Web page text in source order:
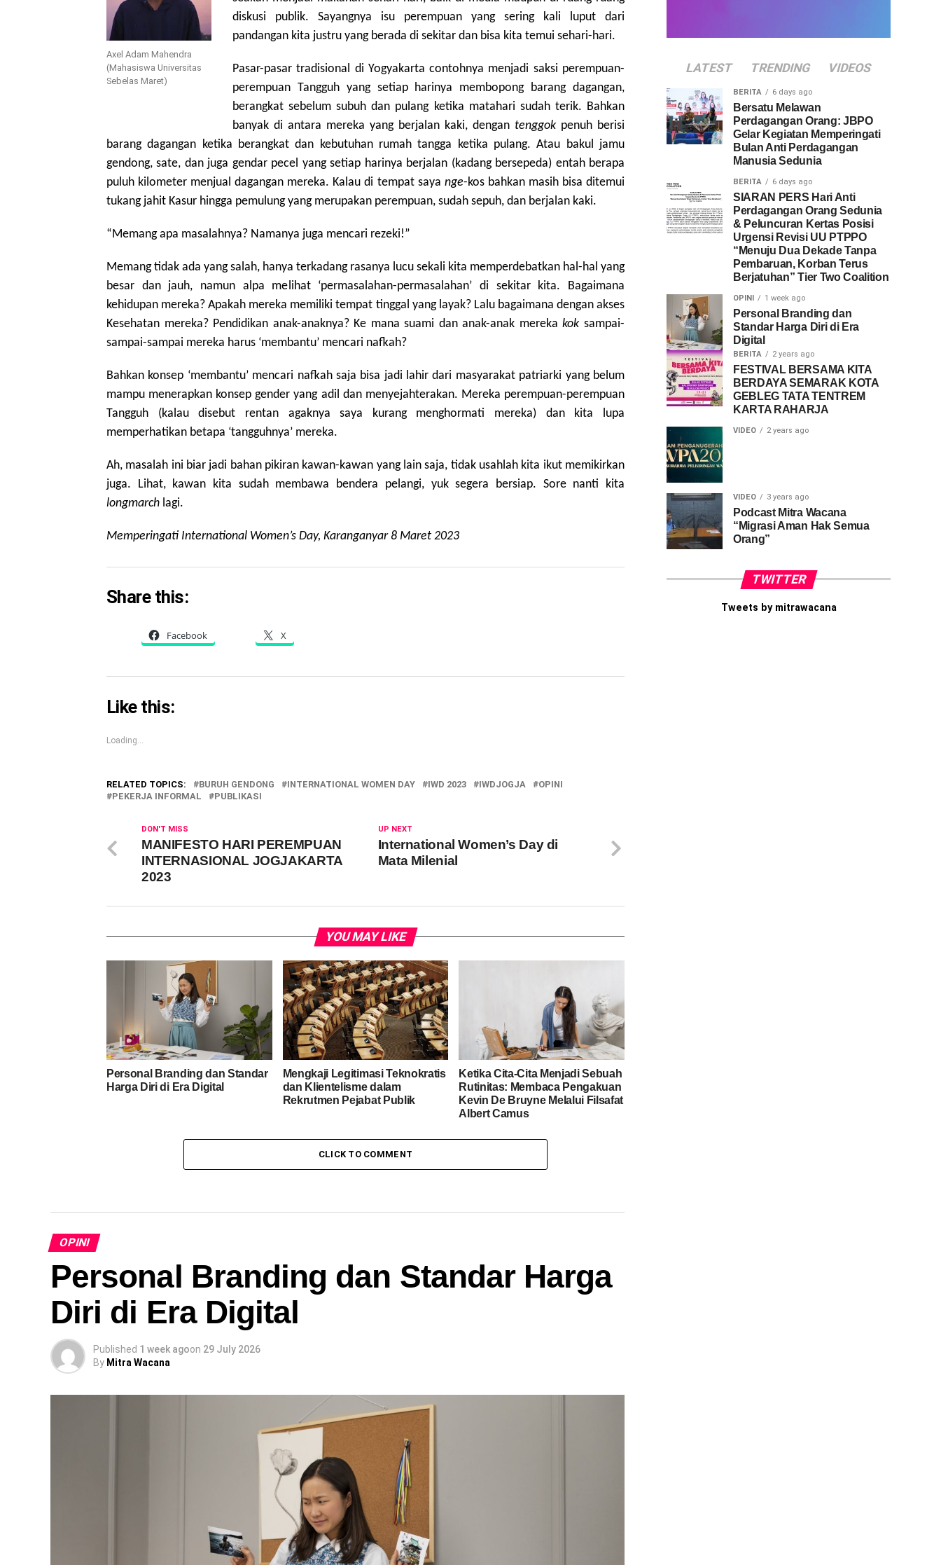
Axel Adam Mahendra
(Mahasiswa Universitas
Sebelas Maret)
diskusi publik. Sayangnya isu perempuan yang sering kali luput dari
pandangan kita justru yang berada di sekitar dan bisa kita temui sehari-hari.
Pasar-pasar tradisional di Yogyakarta contohnya menjadi saksi perempuan-
perempuan Tangguh yang setiap harinya membopong barang dagangan,
berangkat sebelum subuh dan pulang ketika matahari sudah terik. Bahkan
banyak di antara mereka yang berjalan kaki, dengan tenggok penuh berisi
barang dagangan ketika berangkat dan kebutuhan rumah tangga ketika pulang. Atau bakul jamu
gendong, sate, dan juga gendar pecel yang setiap harinya berjalan (kadang bersepeda) entah berapa
puluh kilometer menjual dagangan mereka. Kalau di tempat saya nge-kos bahkan masih bisa ditemui
tukang jahit Kasur hingga pemulung yang merupakan perempuan, sudah sepuh, dan berjalan kaki.
“Memang apa masalahnya? Namanya juga mencari rezeki!”
Memang tidak ada yang salah, hanya terkadang rasanya lucu sekali kita memperdebatkan hal-hal yang
besar dan jauh, namun alpa melihat ‘permasalahan-permasalahan’ di sekitar kita. Bagaimana
kehidupan mereka? Apakah mereka memiliki tempat tinggal yang layak? Lalu bagaimana dengan akses
Kesehatan mereka? Pendidikan anak-anaknya? Ke mana suami dan anak-anak merekakoksampai-
sampai-sampai mereka harus ‘membantu’ mencari nafkah?
Bahkan konsep ‘membantu’ mencari nafkah saja bisa jadi lahir dari masyarakat patriarki yang belum
mampu menerapkan konsep gender yang adil dan menyejahterakan. Mereka perempuan-perempuan
Tangguh (kalau disebut rentan agaknya saya kurang menghormati mereka) dan kita lupa
memperhatikan betapa ‘tangguhnya’ mereka.
Ah, masalah ini biar jadi bahan pikiran kawan-kawan yang lain saja, tidak usahlah kita ikut memikirkan
juga. Lihat, kawan kita sudah membawa bendera pelangi, yuk segera bersiap. Sore nanti kita
longmarch lagi.
Memperingati International Women’s Day, Karanganyar 8 Maret 2023
Share this:
Facebook X
Like this:
Loading...
RELATED TOPICS: BURUH GENDONG INTERNATIONAL WOMEN DAY IWD 2023 IWDJOGJA
OPINI
PEKERJA INFORMAL
PUBLIKASI
UP NEXT
International Women’s Day di
Mata Milenial
DON'T MISS
MANIFESTO HARI PEREMPUAN
INTERNASIONAL JOGJAKARTA
2023
YOU MAY LIKE
Personal Branding dan Standar
Harga Diri di Era Digital
Mengkaji Legitimasi Teknokratis
dan Klientelisme dalam
Rekrutmen Pejabat Publik
Ketika Cita-Cita Menjadi Sebuah
Rutinitas: Membaca Pengakuan
Kevin De Bruyne Melalui Filsafat
Albert Camus
CLICK TO COMMENT
OPINI
Personal Branding dan Standar Harga
Diri di Era Digital
Published 1 week agoon 29 July 2026
By Mitra Wacana
LATEST TRENDING VIDEOS
BERITA 6 days ago
Bersatu Melawan
Perdagangan Orang: JBPO
Gelar Kegiatan Memperingati
Bulan Anti Perdagangan
Manusia Sedunia
BERITA 6 days ago
SIARAN PERS Hari Anti
Perdagangan Orang Sedunia
& Peluncuran Kertas Posisi
Urgensi Revisi UU PTPPO
“Menuju Dua Dekade Tanpa
Pembaruan, Korban Terus
Berjatuhan” Tier Two Coalition
OPINI 1 week ago
Personal Branding dan
Standar Harga Diri di Era
Digital
BERITA 2 years ago
FESTIVAL BERSAMA KITA
BERDAYA SEMARAK KOTA
GEBLEG TATA TENTREM
KARTA RAHARJA
VIDEO 2 years ago
VIDEO 3 years ago
Podcast Mitra Wacana
“Migrasi Aman Hak Semua
Orang”
TWITTER
Tweets by mitrawacana